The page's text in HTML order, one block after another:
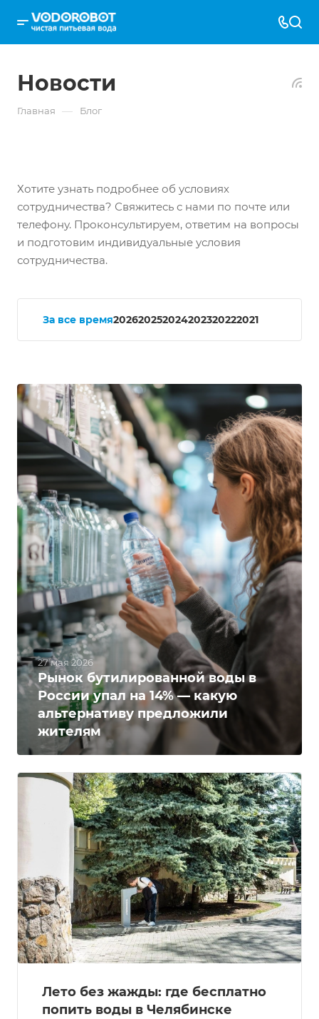
Новости
Главная — Блог
Хотите узнать подробнее об условиях
сотрудничества? Свяжитесь с нами по почте или
телефону. Проконсультируем, ответим на вопросы
и подготовим индивидуальные условия
сотрудничества.
За все время202620252024202320222021
Рынок бутилированной воды в
России упал на 14% — какую
альтернативу предложили
жителям
27 мая 2026
Лето без жажды: где бесплатно
попить воды в Челябинске